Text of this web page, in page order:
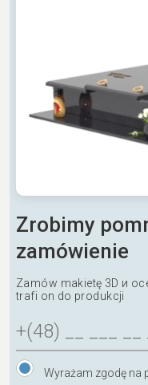
Zrobimy
zamówienie
Zamów makietę 3D и
trafi on do produkcji
Wyrażam zgodę na